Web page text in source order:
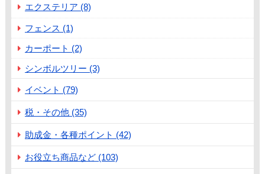
エクステリア (8)
フェンス (1)
カーポート (2)
シンボルツリー (3)
イベント (79)
税・その他 (35)
助成金・各種ポイント (42)
お役立ち商品など (103)